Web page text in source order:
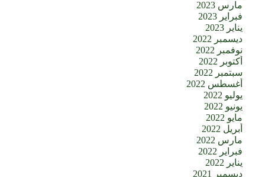
مارس 2023
فبراير 2023
يناير 2023
ديسمبر 2022
نوفمبر 2022
أكتوبر 2022
سبتمبر 2022
أغسطس 2022
يوليو 2022
يونيو 2022
مايو 2022
أبريل 2022
مارس 2022
فبراير 2022
يناير 2022
ديسمبر 2021